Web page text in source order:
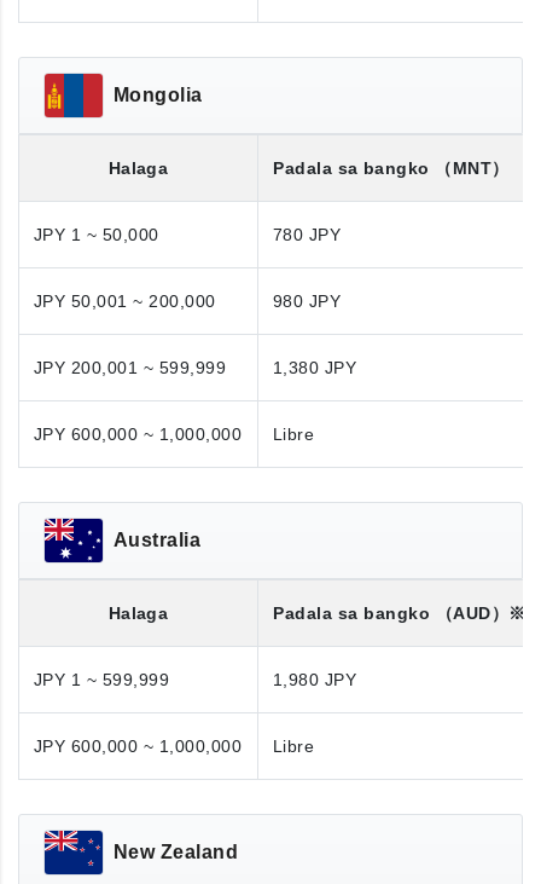
Mongolia
Halaga Padala sa bangko （MNT）
JPY 1 ~ 50,000 780 JPY
JPY 50,001 ~ 200,000 980 JPY
JPY 200,001 ~ 599,999 1,380 JPY
JPY 600,000 ~ 1,000,000 Libre
Australia
Halaga Padala sa bangko （AUD）※
JPY 1 ~ 599,999 1,980 JPY
JPY 600,000 ~ 1,000,000 Libre
New Zealand